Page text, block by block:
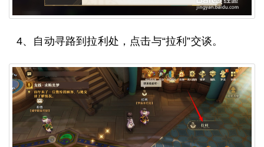
4、自动寻路到拉利处，点击与“拉利”交谈。